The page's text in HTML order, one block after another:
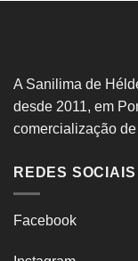
A Sanilima de
desde 2011, em
comercialização
REDES SOCIAIS
Facebook